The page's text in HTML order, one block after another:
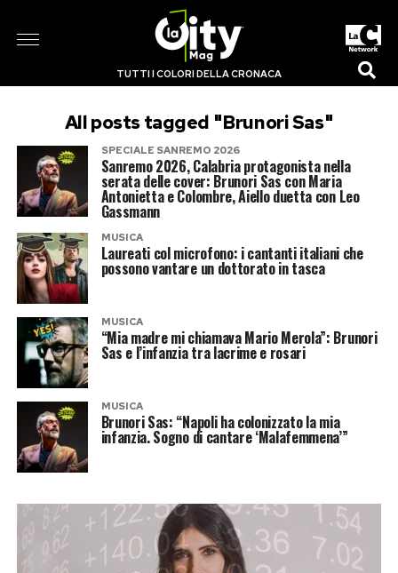
TUTTI I COLORI DELLA CRONACA
All posts tagged "Brunori Sas"
SPECIALE SANREMO 2026
Sanremo 2026, Calabria protagonista nella
serata delle cover: Brunori Sas con Maria
Antonietta e Colombre, Aiello duetta con Leo
Gassmann
MUSICA
Laureati col microfono: i cantanti italiani che
possono vantare un dottorato in tasca
MUSICA
“Mia madre mi chiamava Mario Merola”: Brunori
Sas e l’infanzia tra lacrime e rosari
MUSICA
Brunori Sas: “Napoli ha colonizzato la mia
infanzia. Sogno di cantare ‘Malafemmena’”